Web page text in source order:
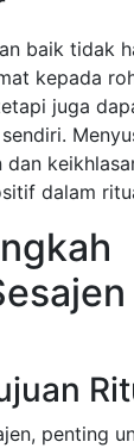
baik tidak
kepada
juga
dan
dalam
penting